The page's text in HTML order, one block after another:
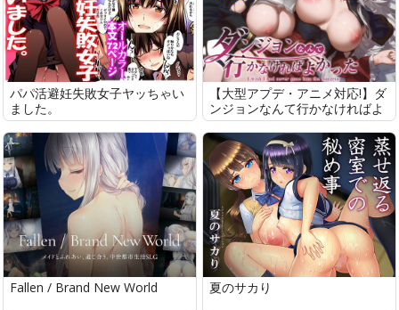
パパ活避妊失敗女子ヤッちゃい
ました。
【大型アプデ・アニメ対応!】ダ
ンジョンなんて行かなければよ
かった Ver2.0.1
Fallen / Brand New World 夏のサカり